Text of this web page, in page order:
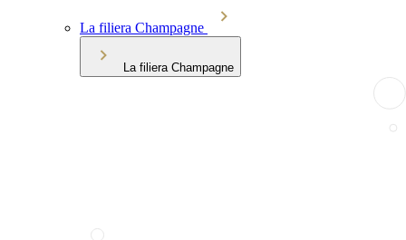
La filiera Champagne
La filiera Champagne